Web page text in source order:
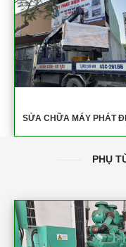
SỬA CHỮA MÁY PHÁT
PHỤ